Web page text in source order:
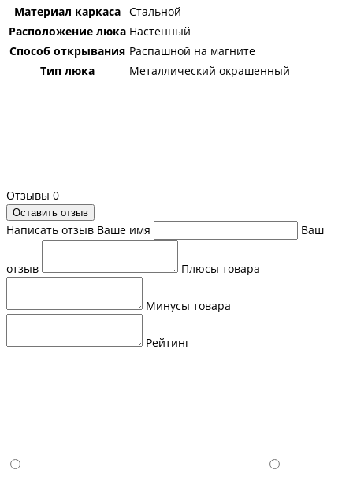
Материал каркаса Стальной
Расположение люка Настенный
Способ открывания Распашной на магните
Тип люка
Металлический окрашенный
Отзывы 0
Оставить отзыв
Написать отзыв Ваше имя Ваш
отзыв Плюсы товара
Минусы товара
Рейтинг